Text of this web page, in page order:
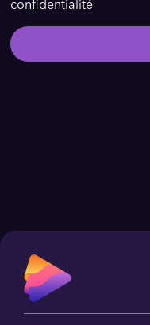
confidentialité